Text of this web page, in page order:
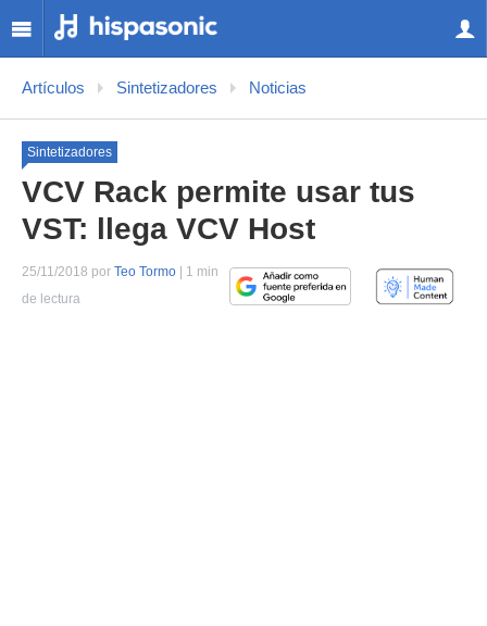
Artículos Sintetizadores Noticias
Sintetizadores
VCV Rack permite usar tus
VST: llega VCV Host
25/11/2018 por Teo Tormo | 1 min
de lectura